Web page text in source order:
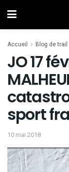
Accueil Blog de trail
JO 17
sport
10 mai 2018